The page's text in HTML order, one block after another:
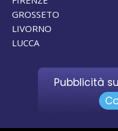
GROSSETO
LIVORNO
LUCCA
Pubblicità